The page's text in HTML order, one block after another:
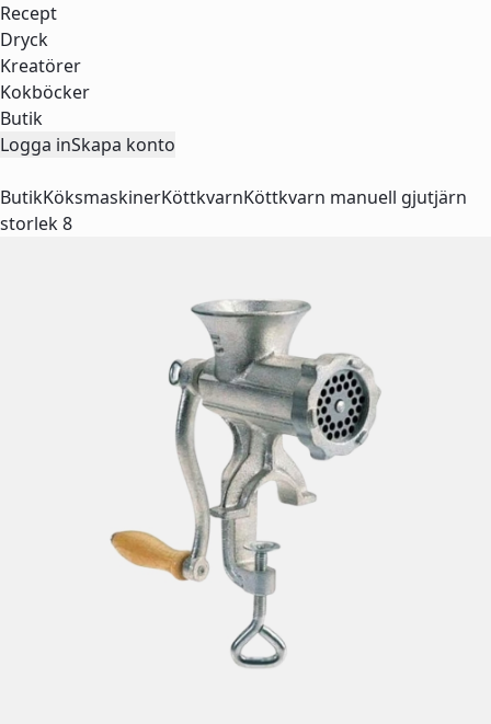
Recept
Dryck
Kreatörer
Kokböcker
Butik
Logga inSkapa konto
ButikKöksmaskinerKöttkvarnKöttkvarn manuell gjutjärn
storlek 8